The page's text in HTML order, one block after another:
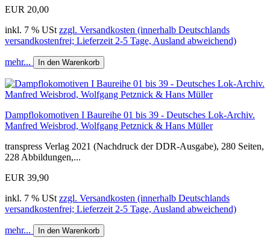
EUR 20,00
inkl. 7 % USt zzgl. Versandkosten (innerhalb Deutschlands
versandkostenfrei; Lieferzeit 2-5 Tage, Ausland abweichend)
mehr... In den Warenkorb
Dampflokomotiven I Baureihe 01 bis 39 - Deutsches Lok-Archiv.
Manfred Weisbrod, Wolfgang Petznick & Hans Müller
transpress Verlag 2021 (Nachdruck der DDR-Ausgabe), 280 Seiten,
228 Abbildungen,...
EUR 39,90
inkl. 7 % USt zzgl. Versandkosten (innerhalb Deutschlands
versandkostenfrei; Lieferzeit 2-5 Tage, Ausland abweichend)
mehr... In den Warenkorb